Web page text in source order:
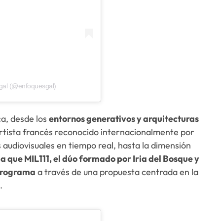
(@enfoquesgal)
desde los entornos generativos y arquitecturas
francés reconocido internacionalmente por
en tiempo real, hasta la dimensión
que MIL111, el dúo formado por Iria del Bosque y
a través de una propuesta centrada en la